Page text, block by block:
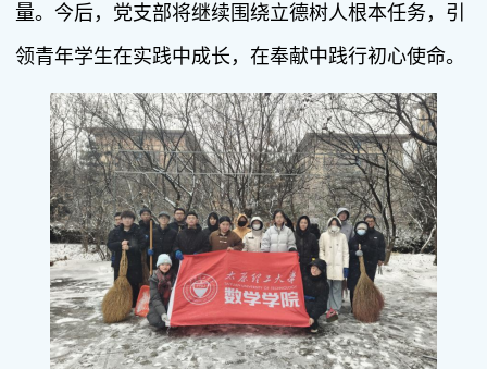
量。今后，党支部将继续围绕立德树人根本任务，引
领青年学生在实践中成长，在奉献中践行初心使命。